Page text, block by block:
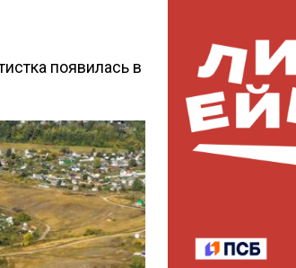
появилась в